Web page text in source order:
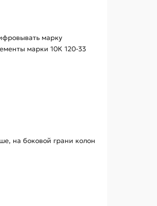
марку
марки 10К 120-33
на боковой грани колон